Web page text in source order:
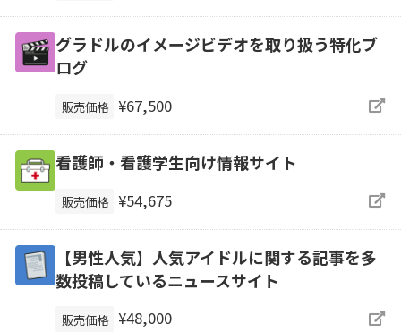
グラドルのイメージビデオを取り扱う特化ブ
ログ
販売価格 ¥67,500
看護師・看護学生向け情報サイト
販売価格 ¥54,675
【男性人気】人気アイドルに関する記事を多
数投稿しているニュースサイト
販売価格 ¥48,000